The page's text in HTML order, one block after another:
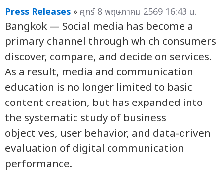
Press Releases » ศุกร์ 8 พฤษภาคม 2569 16:43 น.
Bangkok — Social media has become a
primary channel through which consumers
discover, compare, and decide on services.
As a result, media and communication
education is no longer limited to basic
content creation, but has expanded into
the systematic study of business
objectives, user behavior, and data-driven
evaluation of digital communication
performance.